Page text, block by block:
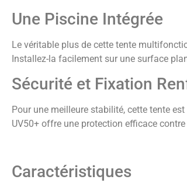
Une Piscine Intégrée
Le véritable plus de cette tente
Installez-la facilement sur une surface
Sécurité et Fixation
Pour une meilleure stabilité, cette tente
UV50+ offre une protection efficace
Caractéristiques